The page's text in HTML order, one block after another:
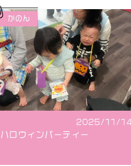
2025/11/14
ハロウィンパーティー
かのん